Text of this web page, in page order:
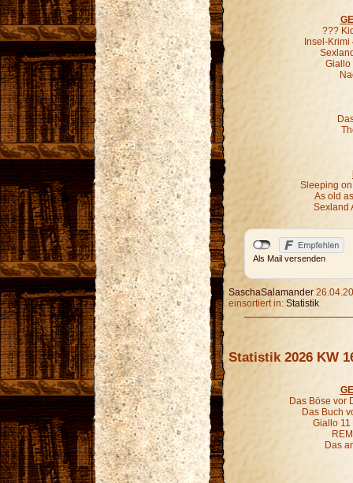
???
Insel-
Giallo
Sleeping
As old
Sexland
Als Mail versenden
SaschaSalamander
einsortiert in: Statistik
Statistik 2026 KW
Das Böse vor
Das Buch
Giallo 11
Das